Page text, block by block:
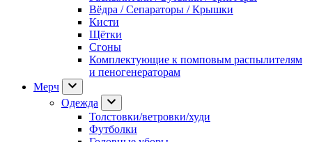
Вёдра / Сепараторы / Крышки
Кисти
Щётки
Сгоны
Комплектующие к помповым распылителям
и пеногенераторам
Мерч
Одежда
Толстовки/ветровки/худи
Футболки